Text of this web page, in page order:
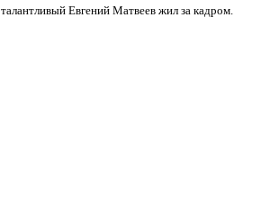
талантливый Евгений Матвеев жил за кадром.